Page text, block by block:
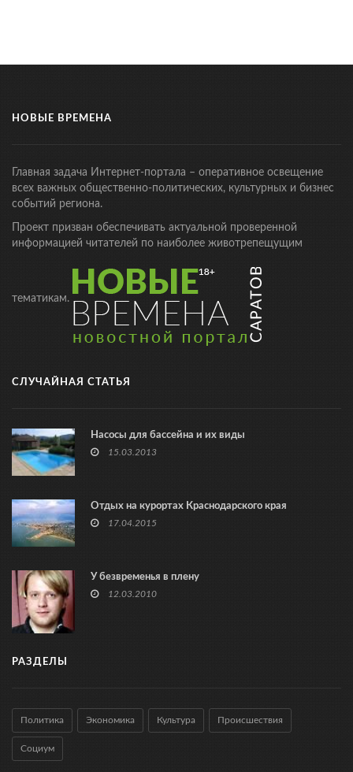
НОВЫЕ ВРЕМЕНА
Главная задача Интернет-портала – оперативное освещение
всех важных общественно-политических, культурных и бизнес
событий региона.
Проект призван обеспечивать актуальной проверенной
информацией читателей по наиболее животрепещущим
тематикам.
СЛУЧАЙНАЯ СТАТЬЯ
Насосы для бассейна и их виды
15.03.2013
Отдых на курортах Краснодарского края
17.04.2015
У безвременья в плену
12.03.2010
РАЗДЕЛЫ
Политика Экономика Культура Происшествия
Социум